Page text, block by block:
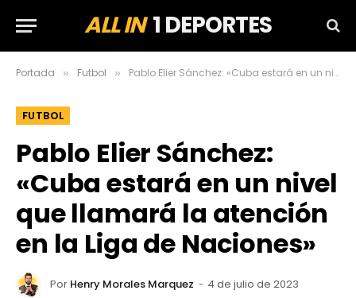
ALL IN1 DEPORTES
Portada » Futbol » Pablo Elier Sánchez: «Cuba estará en un nivel que llamará la atención en la Liga de Naciones»
FUTBOL
Pablo Elier Sánchez:
«Cuba estará en un nivel
que llamará la atención
en la Liga de Naciones»
Por Henry Morales Marquez
4 de julio de 2023